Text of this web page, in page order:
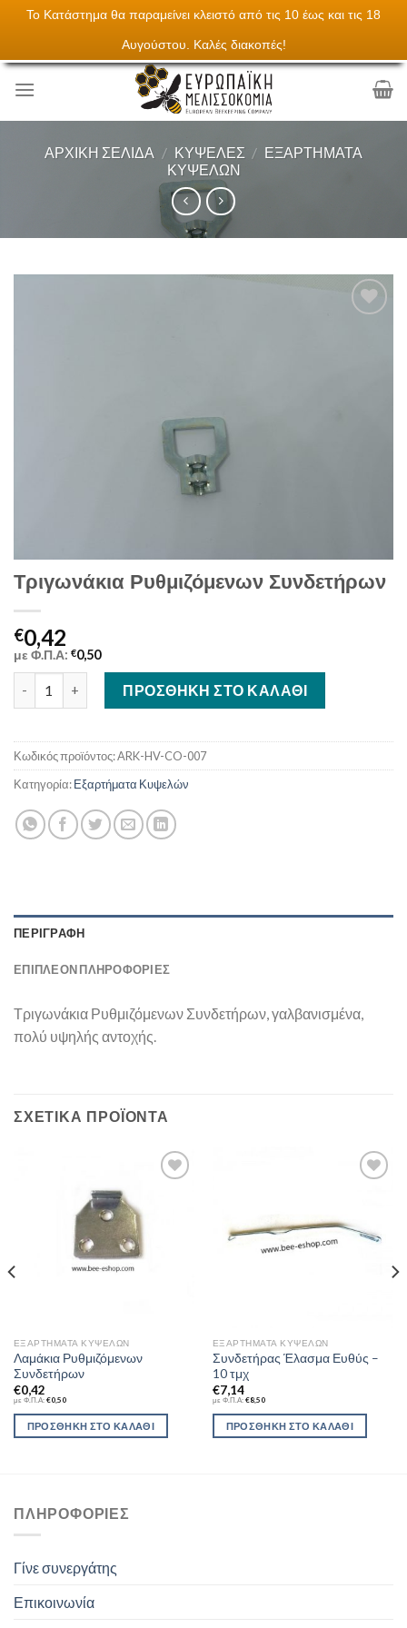
Το Κατάστημα θα παραμείνει κλειστό από τις 10 έως και τις 18
Αυγούστου. Καλές διακοπές!
to
content
Τα πάντα για την μελισσοκομεία
ΑΡΧΙΚΉ ΣΕΛΊΔΑ / ΚΥΨΈΛΕΣ / ΕΞΑΡΤΉΜΑΤΑ
ΚΥΨΕΛΏΝ
Τριγωνάκια Ρυθμιζόμενων Συνδετήρων
€0,42
με Φ.Π.Α: €0,50
Τριγωνάκια Ρυθμιζόμενων Συνδετήρων ποσότητα
ΠΡΟΣΘΉΚΗ ΣΤΟ ΚΑΛΆΘΙ
Κωδικός προϊόντος:ARK-HV-CO-007
Κατηγορία:Εξαρτήματα Κυψελών
ΠΕΡΙΓΡΑΦΉ
ΕΠΙΠΛΈΟΝ ΠΛΗΡΟΦΟΡΊΕΣ
Τριγωνάκια Ρυθμιζόμενων Συνδετήρων, γαλβανισμένα,
πολύ υψηλής αντοχής.
ΣΧΕΤΙΚΆ ΠΡΟΪΌΝΤΑ
ΕΞΑΡΤΉΜΑΤΑ ΚΥΨΕΛΏΝ
Λαμάκια Ρυθμιζόμενων
Συνδετήρων
€0,42
με Φ.Π.Α: €0,50
ΠΡΟΣΘΉΚΗ ΣΤΟ ΚΑΛΆΘΙ
ΕΞΑΡΤΉΜΑΤΑ ΚΥΨΕΛΏΝ
Συνδετήρας Έλασμα Ευθύς –
10 τμχ
€7,14
με Φ.Π.Α: €8,50
ΠΡΟΣΘΉΚΗ ΣΤΟ ΚΑΛΆΘΙ
ΠΛΗΡΟΦΟΡΊΕΣ
Γίνε συνεργάτης
Επικοινωνία